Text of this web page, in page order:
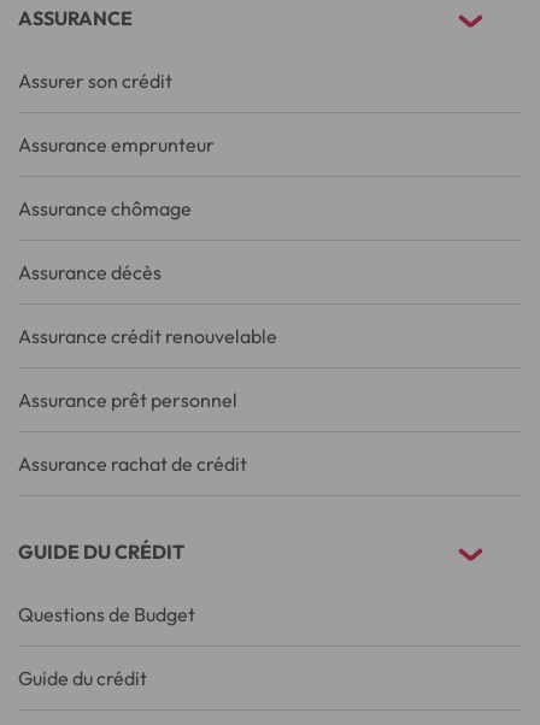
ASSURANCE
Assurer son crédit
Assurance emprunteur
Assurance chômage
Assurance décès
Assurance crédit renouvelable
Assurance prêt personnel
Assurance rachat de crédit
GUIDE DU CRÉDIT
Questions de Budget
Guide du crédit